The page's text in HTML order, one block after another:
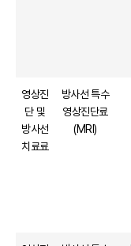
영상진
단 및
방사선
치료료
방사선 특수
영상진단료
(MRI)